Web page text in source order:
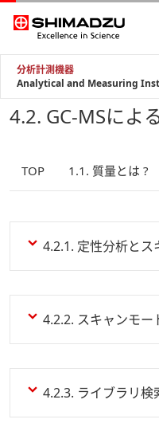
分析計測機器
Analytical and Measuring
4.2. GC-MSによ
TOP 1.1. 質量とは ?
4.2.1. 定性分析とス
4.2.2. スキャンモー
4.2.3. ライブラリ検